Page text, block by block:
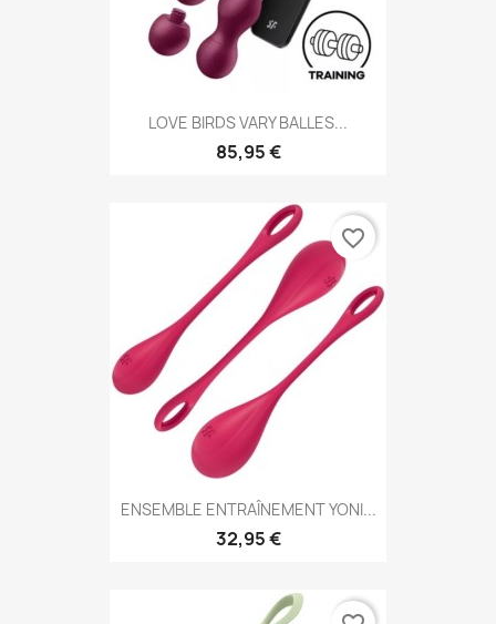
LOVE BIRDS VARY BALLES...
85,95 €
ENSEMBLE ENTRAÎNEMENT YONI...
32,95 €
favorite_border